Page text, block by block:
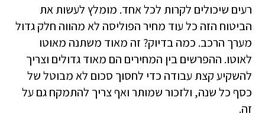
רעים שיכולים לקרות לכל אחד. מומלץ לעשות את
הביטוח הזה כל עוד מחיר הפוליסה לא מהווה חלק גדול
מערך הרכב. כמה בדיוק? זה מאוד משתנה מאוטו
לאוטו. ההפרשים בין המחירים הם מאוד גדולים וצריך
להשקיע קצת עבודה כדי לחסוך סכום לא מבוטל של
כסף כל שנה, ולזכור שמותר ואף צריך להתמקח גם על
זה.